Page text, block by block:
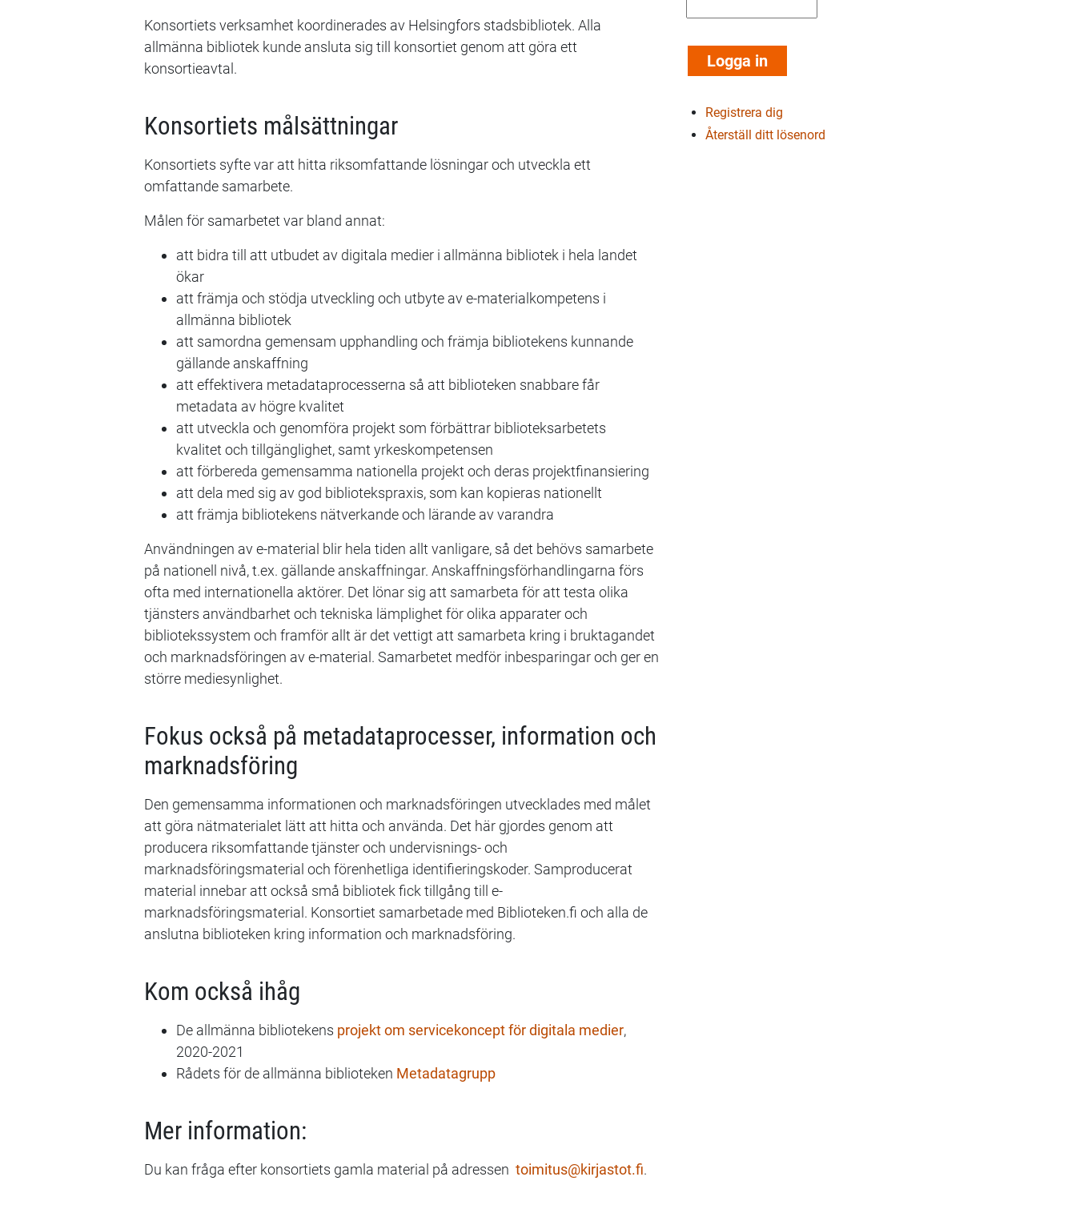
Konsortiets verksamhet koordinerades av Helsingfors stadsbibliotek. Alla
allmänna bibliotek kunde ansluta sig till konsortiet genom att göra ett
konsortieavtal.
Konsortiets målsättningar
Konsortiets syfte var att hitta riksomfattande lösningar och utveckla ett
omfattande samarbete.
Målen för samarbetet var bland annat:
att bidra till att utbudet av digitala medier i allmänna bibliotek i hela landet
ökar
att främja och stödja utveckling och utbyte av e-materialkompetens i
allmänna bibliotek
att samordna gemensam upphandling och främja bibliotekens kunnande
gällande anskaffning
att effektivera metadataprocesserna så att biblioteken snabbare får
metadata av högre kvalitet
att utveckla och genomföra projekt som förbättrar biblioteksarbetets
kvalitet och tillgänglighet, samt yrkeskompetensen
att förbereda gemensamma nationella projekt och deras projektfinansiering
att dela med sig av god bibliotekspraxis, som kan kopieras nationellt
att främja bibliotekens nätverkande och lärande av varandra
Användningen av e-material blir hela tiden allt vanligare, så det behövs samarbete
på nationell nivå, t.ex. gällande anskaffningar. Anskaffningsförhandlingarna förs
ofta med internationella aktörer. Det lönar sig att samarbeta för att testa olika
tjänsters användbarhet och tekniska lämplighet för olika apparater och
bibliotekssystem och framför allt är det vettigt att samarbeta kring i bruktagandet
och marknadsföringen av e-material. Samarbetet medför inbesparingar och ger en
större mediesynlighet.
Fokus också på metadataprocesser, information och
marknadsföring
Den gemensamma informationen och marknadsföringen utvecklades med målet
att göra nätmaterialet lätt att hitta och använda. Det här gjordes genom att
producera riksomfattande tjänster och undervisnings- och
marknadsföringsmaterial och förenhetliga identifieringskoder. Samproducerat
material innebar att också små bibliotek fick tillgång till e-
marknadsföringsmaterial. Konsortiet samarbetade med Biblioteken.fi och alla de
anslutna biblioteken kring information och marknadsföring.
Kom också ihåg
De allmänna bibliotekens projekt om servicekoncept för digitala medier,
2020-2021
Rådets för de allmänna biblioteken Metadatagrupp
Mer information:
Du kan fråga efter konsortiets gamla material på adressen toimitus@kirjastot.fi.
Registrera dig
Återställ ditt lösenord